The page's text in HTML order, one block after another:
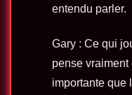
entendu parler.
Gary : Ce qui
pense
importante que